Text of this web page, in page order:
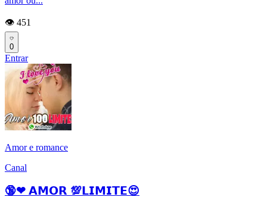
👁️ 451
0
Entrar
Amor e romance
Canal
🔞❤ 𝗔𝗠𝗢𝗥 💯𝗟𝗜𝗠𝗜𝗧𝗘😍